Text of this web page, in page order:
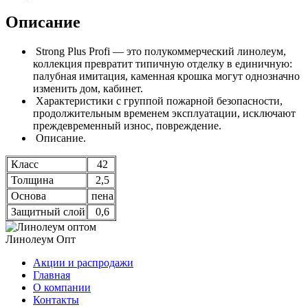
Описание
Strong Plus Profi — это полукоммерческий линолеум,
коллекция превратит типичную отделку в единичную:
палубная имитация, каменная крошка могут однозначно
изменить дом, кабинет.
Характеристики с группой пожарной безопасности,
продолжительным временем эксплуатации, исключают
преждевременный износ, повреждение.
Описание.
Класс
42
Толщина
2,5
Основа
пена
Защитный слой
0,6
Линолеум Опт
Акции и распродажи
Главная
О компании
Контакты